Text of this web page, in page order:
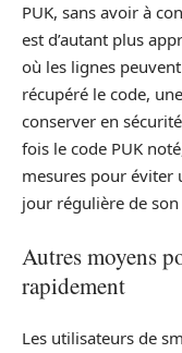
PUK, sans avoir à
est d’autant plus
où les lignes
récupéré le code,
conserver en
fois le code PUK
mesures pour éviter
jour régulière de son
Autres moyens
rapidement
Les utilisateurs de